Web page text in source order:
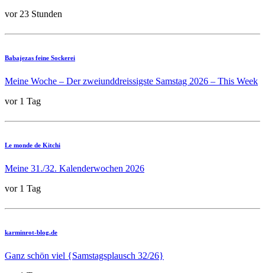
vor 23 Stunden
Babajezas feine Sockerei
Meine Woche – Der zweiunddreissigste Samstag 2026 – This Week
vor 1 Tag
Le monde de Kitchi
Meine 31./32. Kalenderwochen 2026
vor 1 Tag
karminrot-blog.de
Ganz schön viel {Samstagsplausch 32/26}